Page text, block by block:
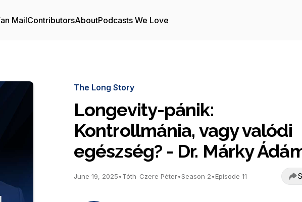
MailContributorsAboutPodcasts We Love
The Long Story
Longevity-pánik:
Kontrollmánia, vagy valódi
egészség? - Dr. Márky
June 19, 2025•Tóth-Czere Péter•Season 2•Episode 11